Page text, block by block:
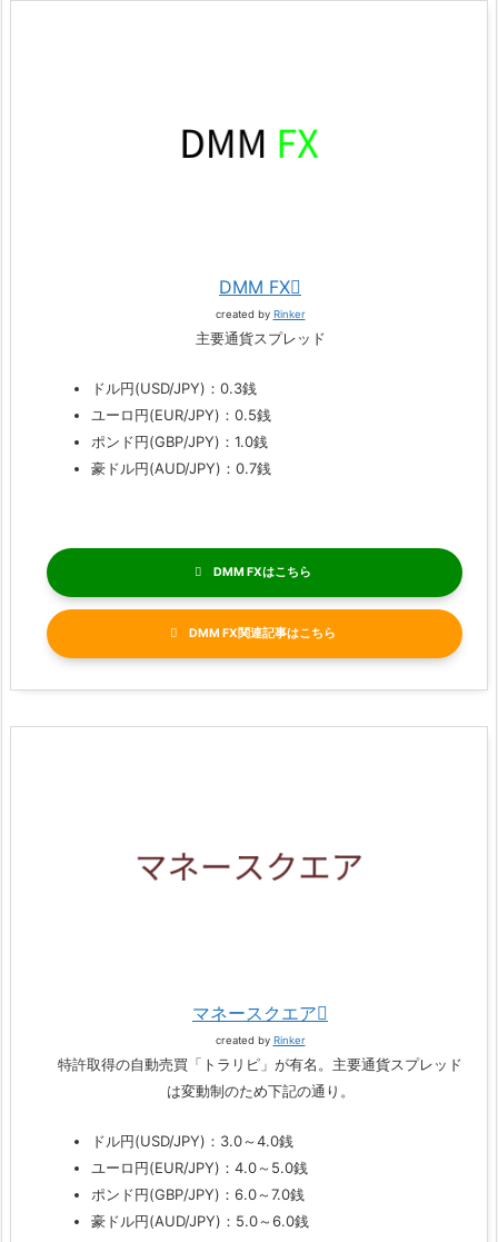
DMM FX
created by Rinker
主要通貨スプレッド
ドル円(USD/JPY)：0.3銭
ユーロ円(EUR/JPY)：0.5銭
ポンド円(GBP/JPY)：1.0銭
豪ドル円(AUD/JPY)：0.7銭
DMM FX
DMM FX関連記事
マネースクエア
created by Rinker
特許取得の自動売買「トラリピ」が有名。主要通貨スプレッド
は変動制のため下記の通り。
ドル円(USD/JPY)：3.0～4.0銭
ユーロ円(EUR/JPY)：4.0～5.0銭
ポンド円(GBP/JPY)：6.0～7.0銭
豪ドル円(AUD/JPY)：5.0～6.0銭